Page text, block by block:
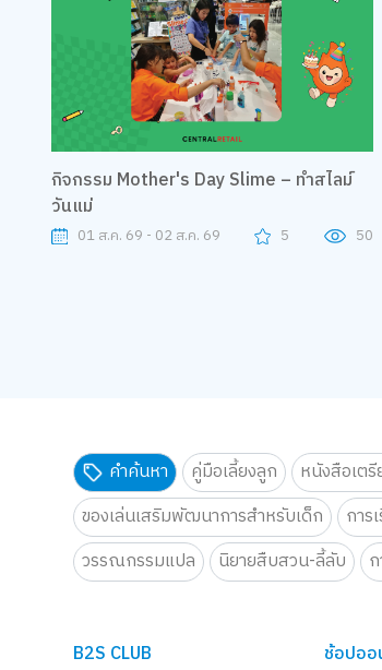
กิจกรรม Mother's Day Slime – ทำสไลม์
วันแม่
01 ส.ค. 69 - 02 ส.ค. 69 5 50
คำค้นหา คู่มือเลี้ยงลูก หนังสือเต
ของเล่นเสริมพัฒนาการสำหรับเด็ก
การ
วรรณกรรมแปล
นิยายสืบสวน-ลี้ลับ
B2S CLUB ช้อปออ